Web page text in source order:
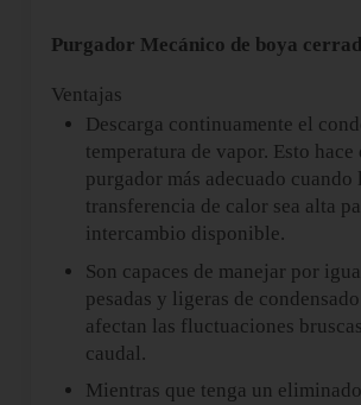
Purgador Mecánico de boya
Ventajas
Descarga continuamente el
temperatura de vapor. Esto hace
purgador más adecuado cuando
transferencia de calor sea alta
intercambio disponible.
Son capaces de manejar por
pesadas y ligeras de
afectan las fluctuaciones
caudal.
Mientras que tenga un